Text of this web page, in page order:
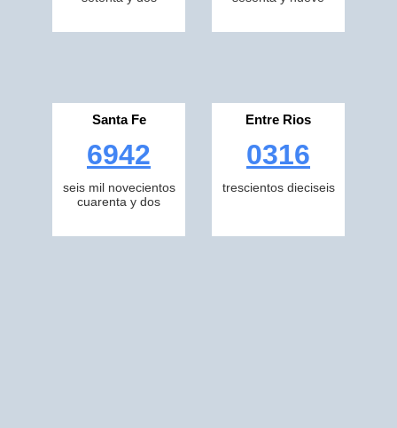
Santa Fe
6942
seis mil novecientos
cuarenta y dos
Entre Rios
0316
trescientos dieciseis